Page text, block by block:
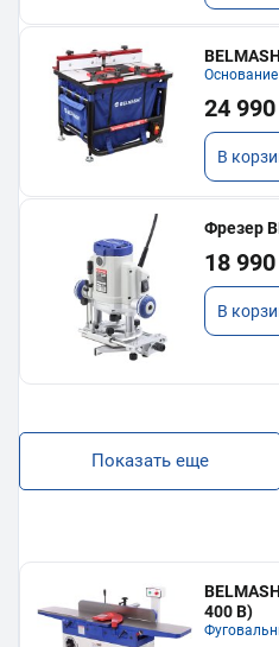
24
В
Фрезер
18
В
Показать еще
400 В)